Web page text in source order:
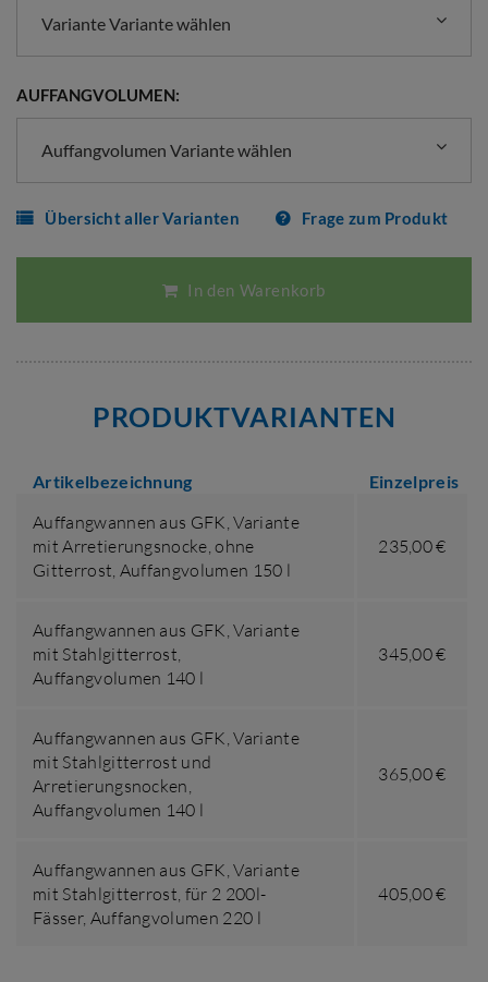
Variante Variante wählen
AUFFANGVOLUMEN:
Auffangvolumen Variante wählen
Übersicht aller Varianten Frage zum Produkt
In den Warenkorb
PRODUKTVARIANTEN
Artikelbezeichnung Einzelpreis
Auffangwannen aus GFK,Variante
mit Arretierungsnocke, ohne
Gitterrost, Auffangvolumen 150 l
235,00 €
Auffangwannen aus GFK,Variante
mit Stahlgitterrost,
Auffangvolumen 140 l
345,00 €
Auffangwannen aus GFK,Variante
mit Stahlgitterrost und
Arretierungsnocken,
Auffangvolumen 140 l
365,00 €
Auffangwannen aus GFK,Variante
mit Stahlgitterrost, für 2 200l-
Fässer, Auffangvolumen 220 l
405,00 €